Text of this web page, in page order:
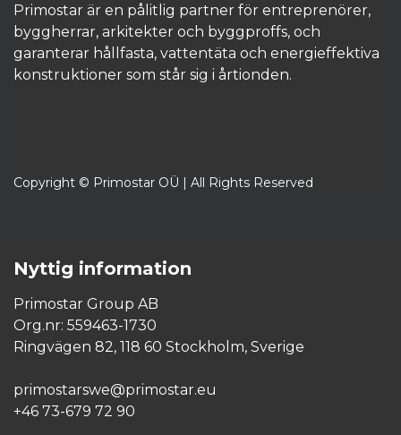
Primostar är en pålitlig partner för entreprenörer,
byggherrar, arkitekter och byggproffs, och
garanterar hållfasta, vattentäta och energieffektiva
konstruktioner som står sig i årtionden.​
Copyright © Primostar OÜ | All Rights Reserved
Nyttig information
Primostar Group AB
Org.nr: 559463-1730
Ringvägen 82, 118 60 Stockholm, Sverige
primostarswe@primostar.eu​
+46 73-679 72 90